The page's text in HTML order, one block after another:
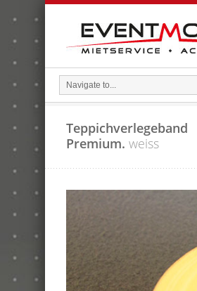
Teppichverlegeband
Premium. weiss